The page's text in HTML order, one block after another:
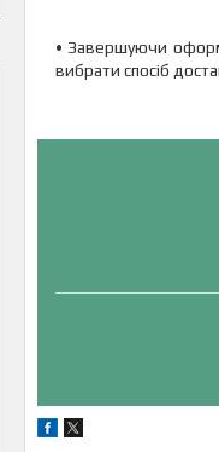
• Завершуючи
вибрати спосіб